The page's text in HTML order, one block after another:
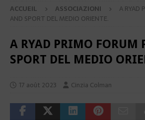
ACCUEIL ASSOCIAZIONI
A RYAD
AND SPORT DEL MEDIO ORIENTE.
A RYAD PRIMO FORUM
SPORT DEL MEDIO
17 août 2023 Cinzia Colman